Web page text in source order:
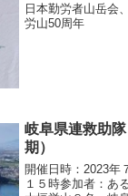
日本勤労者山岳会
労山50周年
岐阜県連救助
期）
開催日時：2023年
１５時参加者：あ